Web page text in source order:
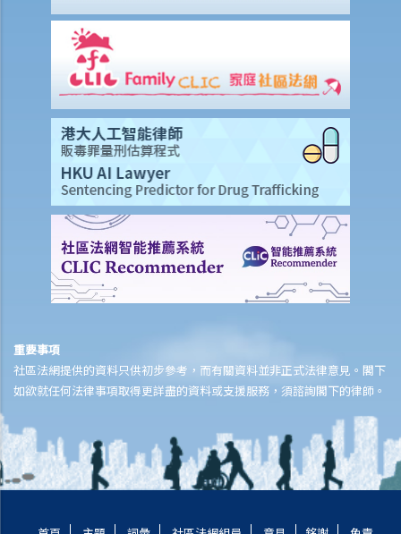
1. 怎樣計算將送達認收書送交法院存檔的14天時限？
2. 作為被告人，我應否就向我展開的訴訟作抗辯？
3. 如果我決定不作出抗辯，該怎麼辦？
4. 如果我決定就案件作出抗辯，該怎麼辦？
5. 如被告人未有提交送達認收書或抗辯書，結果會怎樣？
6. 如被告人提交抗辯書（和反申索書），情況會怎樣？
7. 如果被告人認為他確實拖欠原告人部份款項，可以怎樣做？
8. 我作為民事訴訟中的被告人，但我認為另一方才應該對原告人的申索
負上責任，我應該怎麼辦？
如何就民事案件的審訊作準備
1. 甚麼是文件透露？
2. 甚麼是交換證人陳述書？
4. 於審訊前，法庭如何就案件的管理給予指示？
5. 關於民事訴訟之進行過程，有甚麼其他一般事項我應注意？
A. 根據第 13A號命令縮短法律訴訟的程序 – 簡介和目標
1. 適用範圍
2. 作出承認
重要事項
社區法網提供的資料只供初步參考，而有關資料並非正式法律意見。閣下
如欲就任何法律事項取得更詳盡的資料或支援服務，須諮詢閣下的律師。